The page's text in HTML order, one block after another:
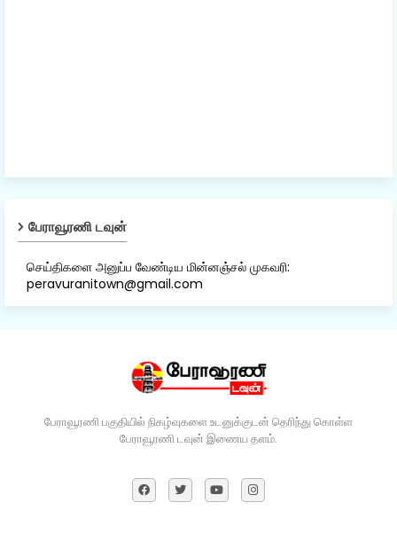
பேராவூரணி டவுன்
செய்திகளை அனுப்ப வேண்டிய மின்னஞ்சல் முகவரி:
peravuranitown@gmail.com
பேராவூரணி பகுதியில் நிகழ்வுகளை உடனுக்குடன் தெரிந்து கொள்ள
பேராவூரணி டவுன் இணைய தளம்.